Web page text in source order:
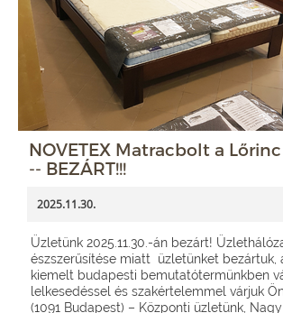
NOVETEX Matracbolt a
-- BEZÁRT!!!
2025.11.30.
Üzletünk 2025.11.30.-án bezárt!
észszerűsítése miatt üzletünket bezártuk,
kiemelt budapesti bemutatótermünkben
lelkesedéssel és szakértelemmel várjuk
(1091 Budapest) – Központi üzletünk,